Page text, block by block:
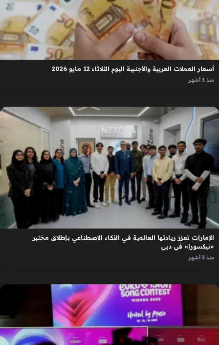
أسعار العملات العربية والأجنبية اليوم الثلاثاء 12 مايو 2026
منذ 3 أشهر
الإمارات تعزز ريادتها العالمية في الذكاء الاصطناعي بإطلاق مختبر
«نيكسورا» في دبي
منذ 3 أشهر